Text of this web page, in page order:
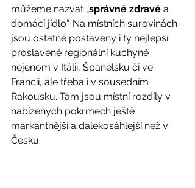
můžeme nazvat „správné zdravé a
domácí jídlo“. Na místních surovinách
jsou ostatně postaveny i ty nejlepší
proslavené regionální kuchyně
nejenom v Itálii, Španělsku či ve
Francii, ale třeba i v sousedním
Rakousku. Tam jsou místní rozdíly v
nabízených pokrmech ještě
markantnější a dalekosáhlejší než v
Česku.